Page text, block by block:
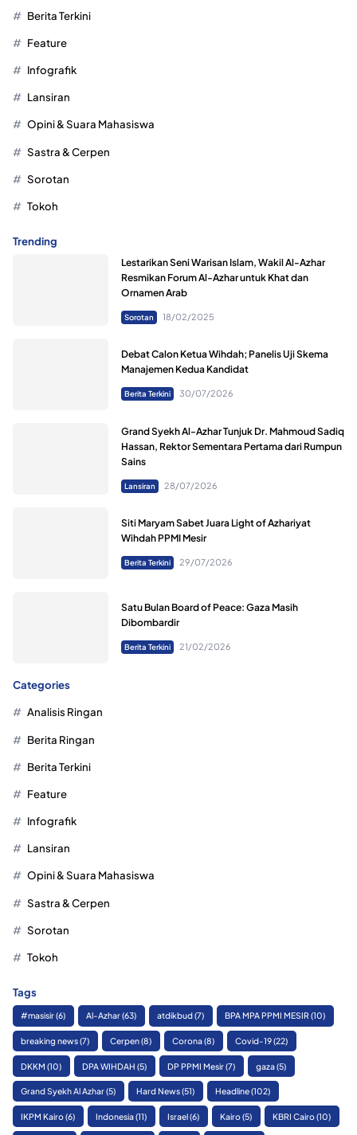
Berita Terkini
Feature
Infografik
Lansiran
Opini & Suara Mahasiswa
Sastra & Cerpen
Sorotan
Tokoh
Trending
Lestarikan Seni Warisan Islam, Wakil Al-Azhar
Resmikan Forum Al-Azhar untuk Khat dan
Ornamen Arab
Sorotan 18/02/2025
Debat Calon Ketua Wihdah; Panelis Uji Skema
Manajemen Kedua Kandidat
Berita Terkini 30/07/2026
Grand Syekh Al-Azhar Tunjuk Dr. Mahmoud Sadiq
Hassan, Rektor Sementara Pertama dari Rumpun
Sains
Lansiran 28/07/2026
Siti Maryam Sabet Juara Light of Azhariyat
Wihdah PPMI Mesir
Berita Terkini 29/07/2026
Satu Bulan Board of Peace: Gaza Masih
Dibombardir
Berita Terkini 21/02/2026
Categories
Analisis Ringan
Berita Ringan
Berita Terkini
Feature
Infografik
Lansiran
Opini & Suara Mahasiswa
Sastra & Cerpen
Sorotan
Tokoh
Tags
#masisir(6) Al-Azhar(63) atdikbud(7) BPA MPA PPMI MESIR(10)
breaking news(7) Cerpen(8) Corona(8) Covid-19(22)
DKKM (10) DPA WIHDAH (5) DP PPMI Mesir(7) gaza(5)
Grand Syekh Al Azhar(5) Hard News(51) Headline(102)
IKPM Kairo(6) Indonesia(11) Israel(6) Kairo(5) KBRI Cairo(10)